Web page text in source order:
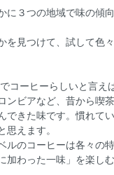
に３つの地域で味の傾
を見つけて、試して色
コーヒーらしいと言え
ンビアなど、昔から喫
できた味です。慣れて
えます。
ルのコーヒーは各々の
加わった一味」を楽し